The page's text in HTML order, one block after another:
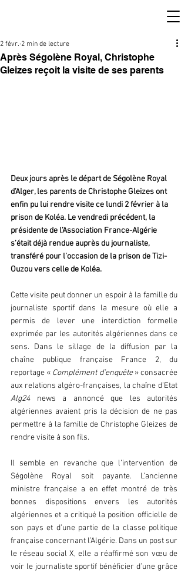
Après Ségolène Royal, Christophe
Gleizes reçoit la visite de ses parents
2 févr. 2 min de lecture
Deux jours après le départ de Ségolène Royal
d’Alger, les parents de Christophe Gleizes ont
enfin pu lui rendre visite ce lundi 2 février à la
prison de Koléa. Le vendredi précédent, la
présidente de l’Association France-Algérie
s’était déjà rendue auprès du journaliste,
transféré pour l’occasion de la prison de Tizi-
Ouzou vers celle de Koléa.
Cette visite peut donner un espoir à la famille du
journaliste sportif dans la mesure où elle a
permis de lever une interdiction formelle
exprimée par les autorités algériennes dans ce
sens. Dans le sillage de la diffusion par la
chaîne publique française France 2, du
reportage « Complément d’enquête » consacrée
Alg24 news a annoncé que les autorités
algériennes avaient pris la décision de ne pas
permettre à la famille de Christophe Gleizes de
rendre visite à son fils.
Il semble en revanche que l’intervention de
Ségolène Royal soit payante. L’ancienne
ministre française a en effet montré de très
bonnes dispositions envers les autorités
algériennes et a critiqué la position officielle de
son pays et d’une partie de la classe politique
française concernant l’Algérie. Dans un post sur
le réseau social X, elle a réaffirmé son vœu de
voir le journaliste sportif bénéficier d’une grâce